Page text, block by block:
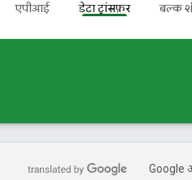
एपीआई डेटा ट्रांसफ़र बल्क
Google